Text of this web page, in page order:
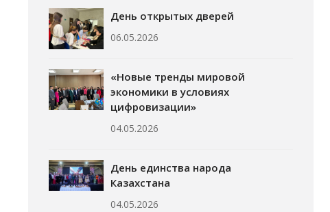
День открытых дверей
06.05.2026
«Новые тренды мировой
экономики в условиях
цифровизации»
04.05.2026
День единства народа
Казахстана
04.05.2026